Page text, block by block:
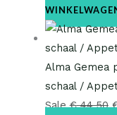
Alma Gemea
schaal /
Sale€44,50